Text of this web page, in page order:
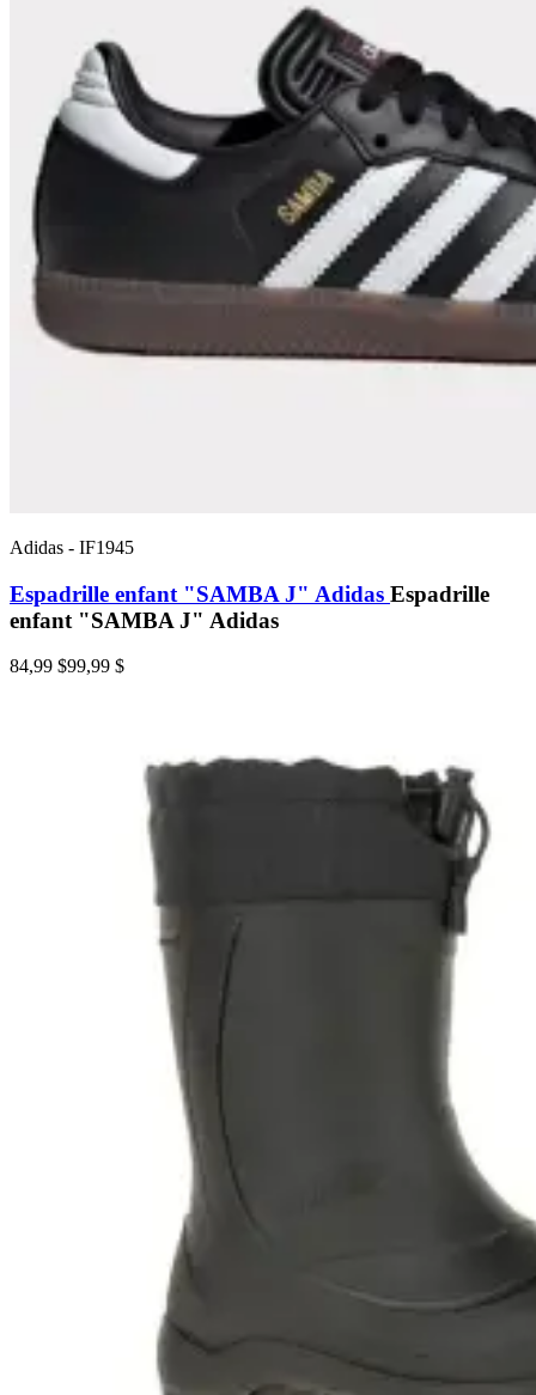
Adidas - IF1945
Espadrille enfant "SAMBA J" Adidas Espadrille
enfant "SAMBA J" Adidas
84,99 $99,99 $